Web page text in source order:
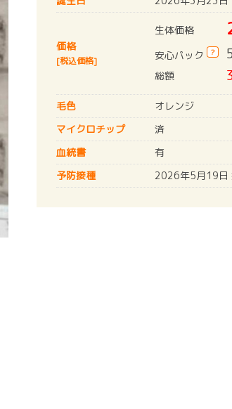
価格
[税込価格]
生体価格
安心パック
?
総額
毛色
オレンジ
マイクロチップ
済
血統書
有
予防接種
2026年5月19日